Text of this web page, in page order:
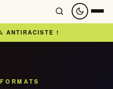
ANTIRACISTE !